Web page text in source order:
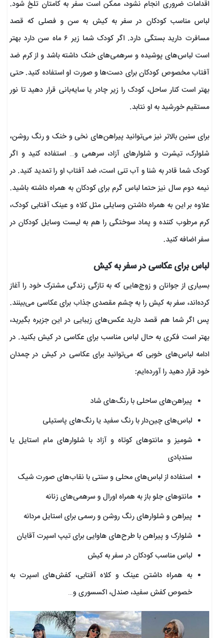
اقدامات ضروری انجام نشود، ممکن است سفر به کامتان تلخ شود.
لباس مناسب کودکان در سفر به کیش به سن و فصلی که قصد
مسافرت دارید بستگی دارد. اگر کودک شما زیر ۶ ماه سن دارد بهتر
است لباس‌های پوشیده و سرهمی‌های خنک داشته باشد و از کرم ضد
آفتاب مخصوص کودکان برای دست‌ها و صورت او استفاده کنید. حتی
بهتر است کنار ساحل، کودک را زیر چادر یا سایه‌بانی قرار دهید تا نور
مستقیم خورشید به او نتابد.
برای سنین بالاتر نیز می‌توانید پیراهن‌های نخی و خنک و رنگ روشن،
شلوارک، تیشرت و شلوارهای آزاد، سرهمی و… استفاده کنید و اگر
کودک شما قادر به شنا و آب تنی است، ضد آفتاب او را تمدید کنید. در
نیمه دوم سال نیز حتما لباس گرم برای کودکان به همراه داشته باشید.
علاوه بر این به همراه داشتن وسایلی مثل کلاه و عینک آفتابی کودک،
کرم مرطوب کننده و پماد سوختگی را هم به لیست وسایل کودکان در
سفر اضافه کنید.
لباس برای عکاسی در سفر به کیش
بسیاری از جوانان و زوج‌هایی که به تازگی زندگی مشترک خود را آغاز
کرده‌اند، سفر به کیش را به چشم مقصدی جذاب برای عکاسی می‌بینند.
پس اگر شما هم قصد دارید عکس‌های زیبایی در این جزیره بگیرید،
بهتر است فکری به حال لباس مناسب برای عکاسی در کیش بکنید. در
ادامه لباس‌های خوبی که می‌توانید برای عکاسی در کیش در چمدان
خود قرار دهید را آورده‌ایم:
پیراهن‌های ساحلی با رنگ‌های شاد
لباس‌های چین‌دار با رنگ سفید یا رنگ‌های پاستیلی
شومیز و مانتوهای کوتاه و آزاد با شلوارهای مام استایل یا
سندبادی
استفاده از لباس‌های محلی و سنتی با نقاب‌های صورت شیک
مانتوهای جلو باز به همراه اورال‌ و سرهمی‌های زنانه
پیراهن و شلوار‌های رنگ روشن و رسمی برای استایل مردانه
شلوارک و پیراهن با طرح‌های هاوایی برای تیپ اسپرت آقایان
لباس مناسب کودکان در سفر به کیش
به همراه داشتن عینک و کلاه آفتابی، کفش‌های اسپرت به
خصوص کفش سفید، صندل، اکسسوری و…